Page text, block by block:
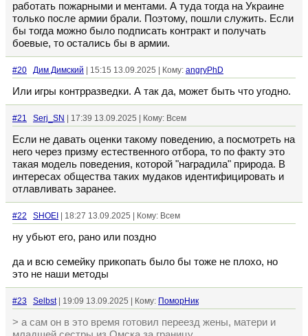
работать пожарными и ментами. А туда тогда на Украине
только после армии брали. Поэтому, пошли служить. Если
бы тогда можно было подписать контракт и получать
боевые, то остались бы в армии.
#20 Дим Димский | 15:15 13.09.2025 | Кому: angryPhD
Или игры контрразведки. А так да, может быть что угодно.
#21 Serj_SN | 17:39 13.09.2025 | Кому: Всем
Если не давать оценки такому поведению, а посмотреть на
него через призму естественного отбора, то по факту это
такая модель поведения, которой "наградила" природа. В
интересах общества таких мудаков идентифицировать и
отлавливать заранее.
#22 SHOEI | 18:27 13.09.2025 | Кому: Всем
ну убьют его, рано или поздно
да и всю семейку прикопать было бы тоже не плохо, но
это не наши методы
#23 Selbst| 19:09 13.09.2025 | Кому: ПоморНик
> а сам он в это время готовил переезд жены, матери и